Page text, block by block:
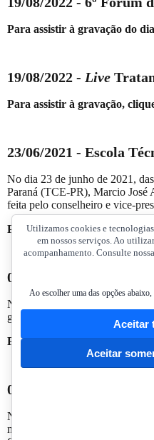
Para assistir à gravação do
19/08/2022 - Live
Para assistir à gravação,
23/06/2021 - Escola
No dia 23 de junho de 2021,
Paraná (TCE-PR), Marcio José
feita pelo conselheiro e vice-
Para assistir à gravação,
04/06/2021 - Live
No dia 4 de junho, às 16h, a
gerais de contratação, a
Para assistir à gravação,
08/04/2021 - Live
No dia 30 de abril, às 16 horas,
no cumprimento do Decreto
Utilizamos cookies e
em nossos serviços. Ao
acompanhamento. Consulte
Ao escolher uma das opções
Aceitar
Aceitar